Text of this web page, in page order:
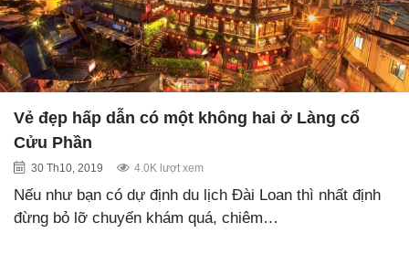
Vẻ đẹp hấp dẫn có một không hai ở Làng cổ
Cửu Phần
30 Th10, 2019 4.0K lượt xem
Nếu như bạn có dự định du lịch Đài Loan thì nhất định
đừng bỏ lỡ chuyến khám quá, chiêm…